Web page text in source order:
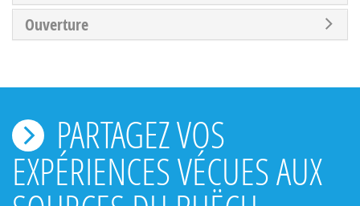
Ouverture
PARTAGEZ VOS
EXPÉRIENCES VÉCUES AUX